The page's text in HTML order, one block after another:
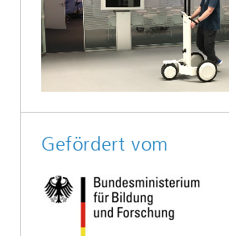
Loaded:
48.96%
Gefördert vom